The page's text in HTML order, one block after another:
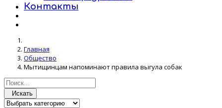
Контакты
Главная
Общество
Мытищинцам напоминают правила выгула собак
Искать